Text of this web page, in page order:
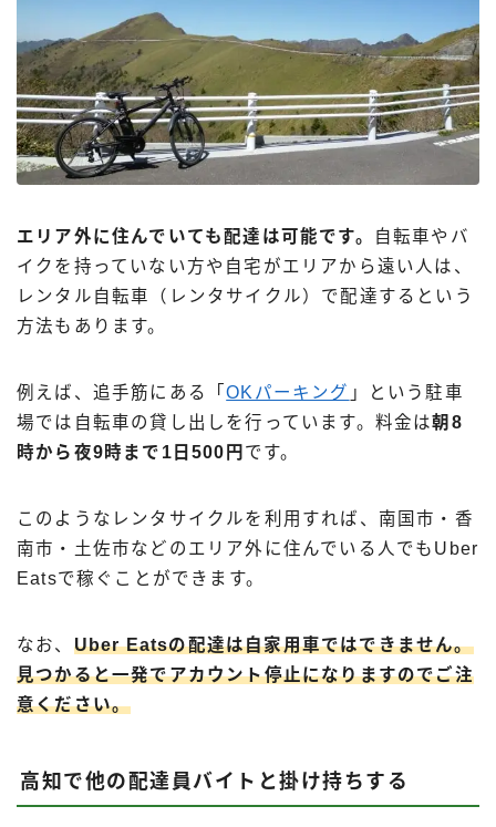
エリア外に住んでいても配達は可能です。
自転車やバ
イクを持っていない方や自宅がエリアから遠い人は、
レンタル自転車（レンタサイクル）で配達するという
方法もあります。
例えば、追手筋にある「OKパーキング 」という駐車
場では自転車の貸し出しを行っています。料金は朝8
時から夜9時まで1日500円 です。
このようなレンタサイクルを利用すれば、南国市・香
南市・土佐市などのエリア外に住んでいる人でもUber
Eatsで稼ぐことができます。
なお、 Uber Eatsの配達は自家用車ではできません。
見つかると一発でアカウント停止になりますのでご注
意ください。
高知で他の配達員バイトと掛け持ちする